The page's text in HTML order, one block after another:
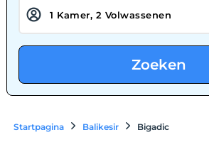
Zoeken
Startpagina Balikesir Bigadic